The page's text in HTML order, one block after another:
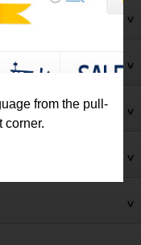
from the pull-
corner.